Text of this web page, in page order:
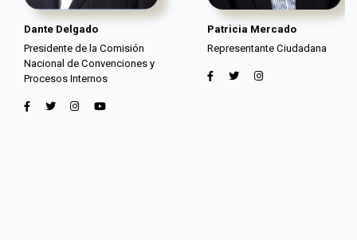
Dante Delgado
Presidente de la Comisión
Nacional de Convenciones y
Procesos Internos
Patricia Mercado
Representante Ciudadana